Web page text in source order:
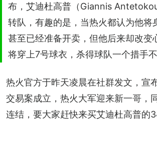
布，艾迪杜高普（Giannis
转队，有趣的是，当热火都认为他将
甚至已经准备开卖，但他后来却改变
将穿上7号球衣，杀得球队一个措手不
热火官方于昨天凌晨在社群发文，宣
交易案成立，热火大军迎来新一哥，
连结，要大家赶快来买艾迪杜高普的